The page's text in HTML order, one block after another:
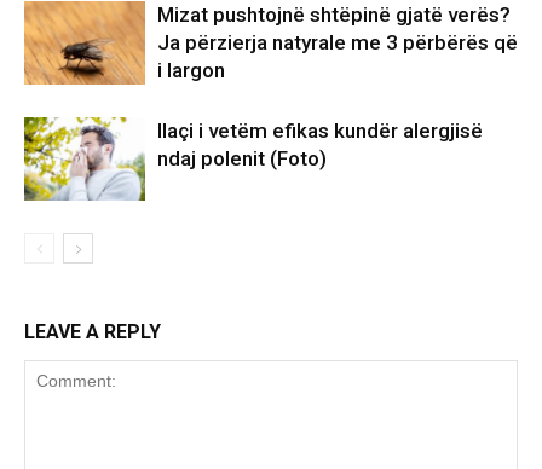
Mizat pushtojnë shtëpinë gjatë verës?
Ja përzierja natyrale me 3 përbërës që
i largon
Ilaçi i vetëm efikas kundër alergjisë
ndaj polenit (Foto)
LEAVE A REPLY